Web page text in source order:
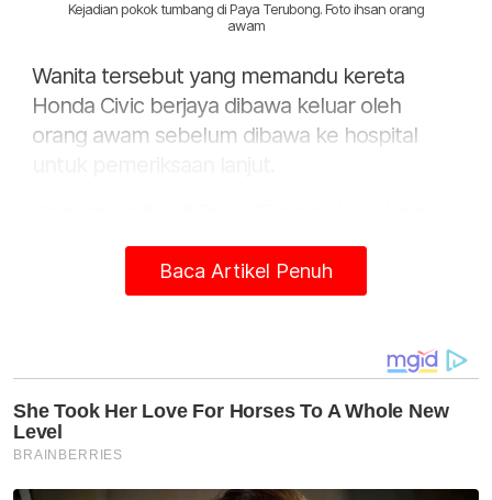
Kejadian pokok tumbang di Paya Terubong. Foto ihsan orang
awam
Wanita tersebut yang memandu kereta
Honda Civic berjaya dibawa keluar oleh
orang awam sebelum dibawa ke hospital
13 kes pokok tumbang dilaporkan sehingga
jam 9.50 pagi, Selasa.
Tikus, Joshua Woo Sze Zeng berkata, salah
satu kejadian berlaku di hadapan pusat
khidmatnya.
Baca Artikel Penuh